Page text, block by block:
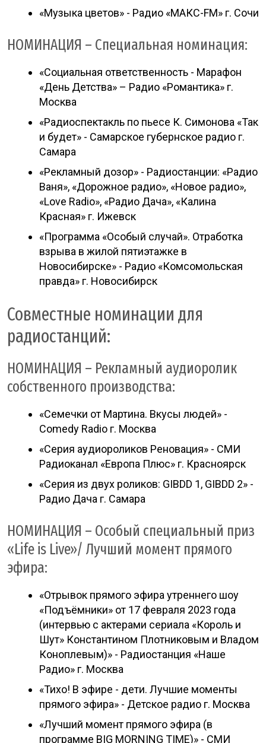
«Музыка цветов» - Радио «МАКС-FM» г. Сочи
НОМИНАЦИЯ – Специальная номинация:
«Социальная ответственность - Марафон
«День Детства» – Радио «Романтика» г.
Москва
«Радиоспектакль по пьесе К. Симонова «Так
и будет» - Самарское губернское радио г.
Самара
«Рекламный дозор» - Радиостанции: «Радио
Ваня», «Дорожное радио», «Новое радио»,
«Love Radio», «Радио Дача», «Калина
Красная» г. Ижевск
«Программа «Особый случай». Отработка
взрыва в жилой пятиэтажке в
Новосибирске» - Радио «Комсомольская
правда» г. Новосибирск
Совместные номинации для
радиостанций:
НОМИНАЦИЯ – Рекламный аудиоролик
собственного производства:
«Семечки от Мартина. Вкусы людей» -
Comedy Radio г. Москва
«Серия аудиороликов Реновация» - СМИ
Радиоканал «Европа Плюс» г. Красноярск
«Серия из двух роликов: GIBDD 1, GIBDD 2» -
Радио Дача г. Самара
НОМИНАЦИЯ – Особый специальный приз
«Life is Live»/ Лучший момент прямого
эфира:
«Отрывок прямого эфира утреннего шоу
«Подъёмники» от 17 февраля 2023 года
(интервью с актерами сериала «Король и
Шут» Константином Плотниковым и Владом
Коноплевым)» - Радиостанция «Наше
Радио» г. Москва
«Тихо! В эфире - дети. Лучшие моменты
прямого эфира» - Детское радио г. Москва
«Лучший момент прямого эфира (в
программе BIG MORNING TIME)» - СМИ